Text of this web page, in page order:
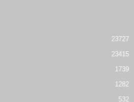
23727
23415
1739
1282
532